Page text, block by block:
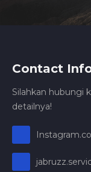
Contact
Silahkan hubungi
detailnya!